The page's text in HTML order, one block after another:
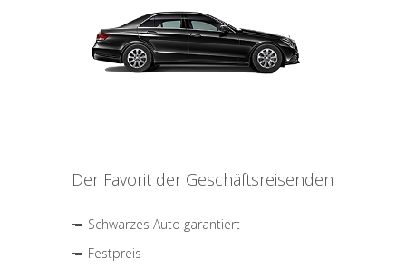
Der Favorit der Geschäftsreisenden
Schwarzes Auto garantiert
Festpreis